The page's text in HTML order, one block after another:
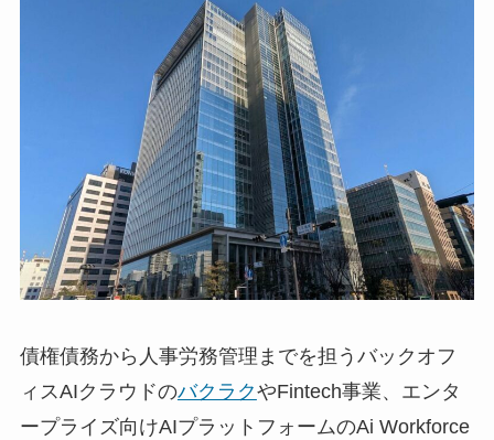
債権債務から人事労務管理までを担うバックオフ
ィスAIクラウドのバクラクやFintech事業、エンタ
ープライズ向けAIプラットフォームのAi Workforce